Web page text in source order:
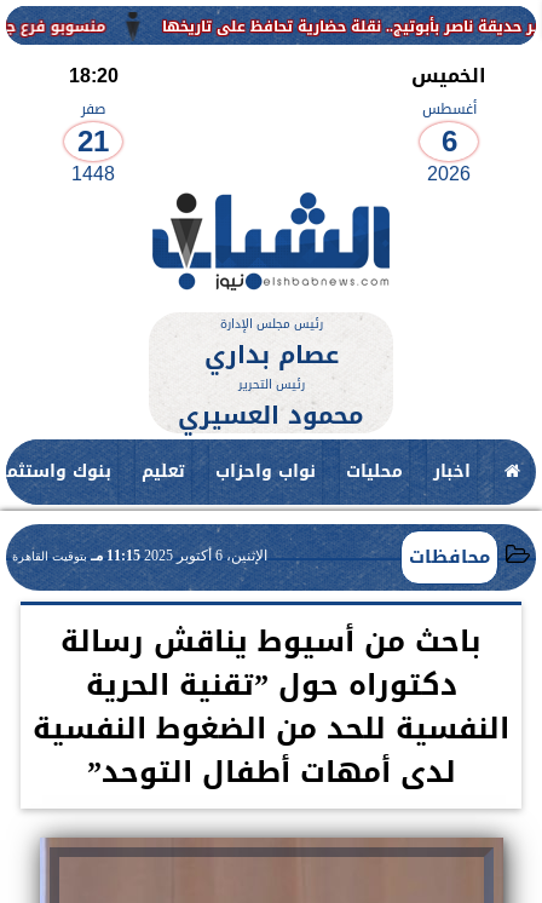
منسوبو فرع جامعة الأزهر
الخميس
أغسطس
6
2026
18:20
صفر
21
1448
رئيس مجلس الإدارة
عصام بداري
رئيس التحرير
محمود العسيري
اخبار محليات نواب واحزاب تعليم بنوك
محافظات الإثنين، 6 أكتوبر 2025 11:15 مـ بتوقيت القاهرة
باحث من أسيوط يناقش رسالة
دكتوراه حول ”تقنية الحرية
النفسية للحد من الضغوط النفسية
لدى أمهات أطفال التوحد”